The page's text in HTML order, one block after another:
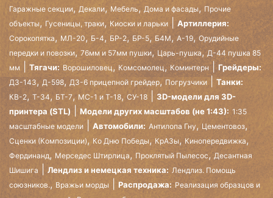
Гаражные секции, Декали, Мебель,Дома и фасады, Прочие
объекты, Гусеницы, траки, Киоски и ларьки Артиллерия:
Сорокопятка, МЛ-20, Б-4,БР-2, БР-5, Б4М, А-19, Орудийные
передки и повозки, 76мм и 57мм пушки, Царь-пушка, Д-44 пушка 85
мм
Тягачи: Ворошиловец, Комсомолец , Коминтерн Грейдеры:
ДЗ-143, Д-598, ДЗ-6 прицепной грейдер, Погрузчики Танки:
КВ-2, Т-34, БТ-7, МС-1 и Т-18, СУ-18
3D-модели для 3D-
принтера (STL)
Модели других масштабов (не 1:43): 1:35
масштабные модели
Автомобили: Антилопа Гну, Цементовоз,
Сценки (Композиции), Ко Дню Победы, КрАЗы, Кинопередвижка,
Фердинанд, Мерседес Штирлица, Проклятый Пылесос,Десантная
Шишига
Лендлиз и немецкая техника: Лендлиз. Помощь
союзников., Вражьи морды Распродажа: Реализация образцов и